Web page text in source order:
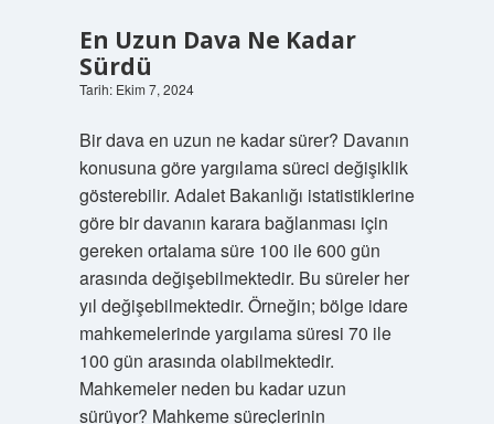
En Uzun Dava Ne Kadar
Sürdü
Tarih: Ekim 7, 2024
Bir dava en uzun ne kadar sürer? Davanın
konusuna göre yargılama süreci değişiklik
gösterebilir. Adalet Bakanlığı istatistiklerine
göre bir davanın karara bağlanması için
gereken ortalama süre 100 ile 600 gün
arasında değişebilmektedir. Bu süreler her
yıl değişebilmektedir. Örneğin; bölge idare
mahkemelerinde yargılama süresi 70 ile
100 gün arasında olabilmektedir.
Mahkemeler neden bu kadar uzun
sürüyor? Mahkeme süreçlerinin